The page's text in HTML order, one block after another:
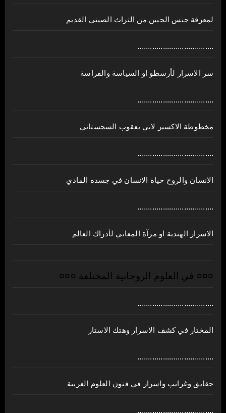
لمعرفة جنس الجنين من التراث الصيني القديم
....................................
سر الاسرار لأرسطو او السياسة والفراسة
....................................
مخطوطة الاكسير لابي يعقوب السجستاني
....................................
الانسان والروح حياة الانسان في جسده المادي
....................................
الاسرار الهندية او مرآة المعاني لأدراك العالم
¤¤¤ في العلوم الروحانية المختلفة ¤¤¤
....................................
المختار في كشف الاسرار وهتك الاستار
....................................
حقايق وغرايب واسرار في فنون العلوم الغريبة
....................................